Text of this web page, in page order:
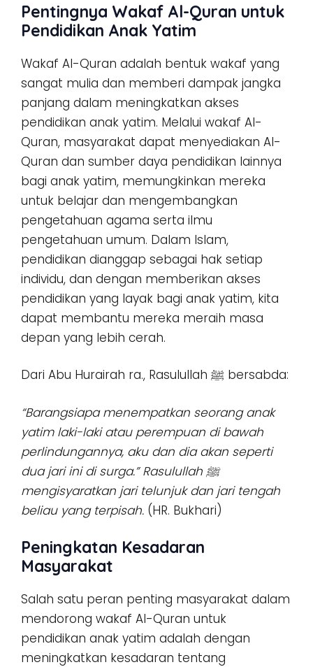
Pentingnya Wakaf Al-Quran untuk
Pendidikan Anak Yatim
Wakaf Al-Quran adalah bentuk wakaf yang
sangat mulia dan memberi dampak jangka
panjang dalam meningkatkan akses
pendidikan anak yatim. Melalui wakaf Al-
Quran, masyarakat dapat menyediakan Al-
Quran dan sumber daya pendidikan lainnya
bagi anak yatim, memungkinkan mereka
untuk belajar dan mengembangkan
pengetahuan agama serta ilmu
pengetahuan umum. Dalam Islam,
pendidikan dianggap sebagai hak setiap
individu, dan dengan memberikan akses
pendidikan yang layak bagi anak yatim, kita
dapat membantu mereka meraih masa
depan yang lebih cerah.
Dari Abu Hurairah ra., Rasulullah ﷺ bersabda:
“Barangsiapa menempatkan seorang anak
yatim laki-laki atau perempuan di bawah
perlindungannya, aku dan dia akan seperti
dua jari ini di surga.” Rasulullah ﷺ
mengisyaratkan jari telunjuk dan jari tengah
beliau yang terpisah. (HR. Bukhari)
Peningkatan Kesadaran
Masyarakat
Salah satu peran penting masyarakat dalam
mendorong wakaf Al-Quran untuk
pendidikan anak yatim adalah dengan
meningkatkan kesadaran tentang